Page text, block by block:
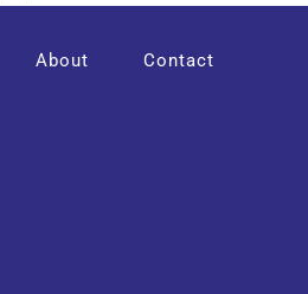
About Contact